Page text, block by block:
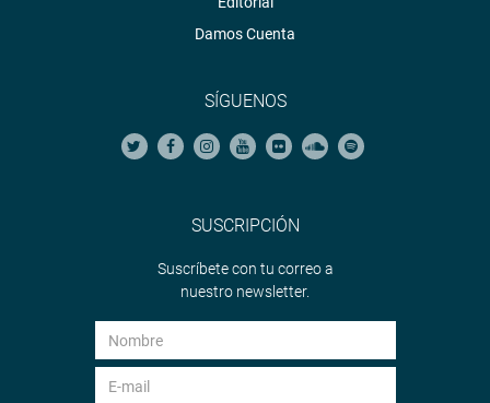
Damos Cuenta
SÍGUENOS
SUSCRIPCIÓN
Suscríbete con tu correo a
nuestro newsletter.